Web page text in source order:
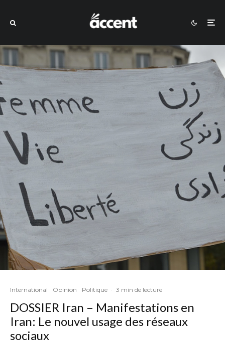
International Opinion Politique · 3 min de lecture
DOSSIER Iran – Manifestations en
Iran: Le nouvel usage des réseaux
sociaux